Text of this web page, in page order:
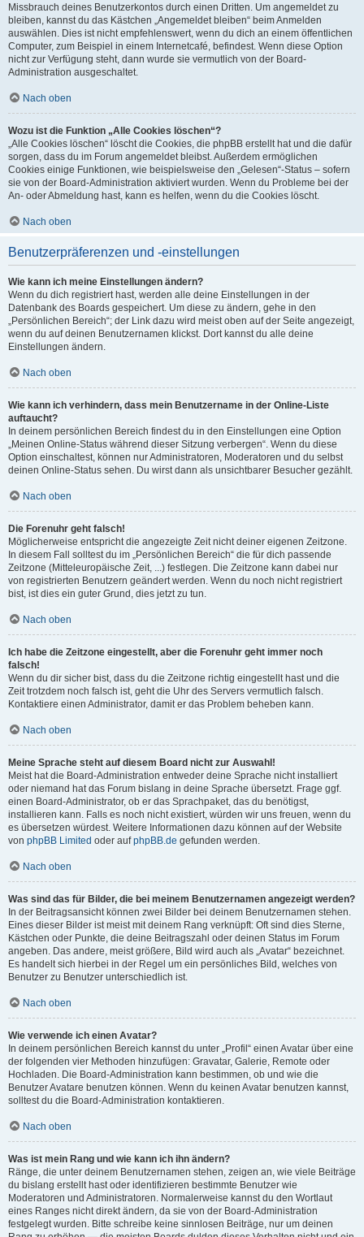
Missbrauch deines Benutzerkontos durch einen Dritten. Um angemeldet zu
bleiben, kannst du das Kästchen „Angemeldet bleiben“ beim Anmelden
auswählen. Dies ist nicht empfehlenswert, wenn du dich an einem öffentlichen
Computer, zum Beispiel in einem Internetcafé, befindest. Wenn diese Option
nicht zur Verfügung steht, dann wurde sie vermutlich von der Board-
Administration ausgeschaltet.
Nach oben
Wozu ist die Funktion „Alle Cookies löschen“?
„Alle Cookies löschen“ löscht die Cookies, die phpBB erstellt hat und die dafür
sorgen, dass du im Forum angemeldet bleibst. Außerdem ermöglichen
Cookies einige Funktionen, wie beispielsweise den „Gelesen“-Status – sofern
sie von der Board-Administration aktiviert wurden. Wenn du Probleme bei der
An- oder Abmeldung hast, kann es helfen, wenn du die Cookies löscht.
Nach oben
Benutzerpräferenzen und -einstellungen
Wie kann ich meine Einstellungen ändern?
Wenn du dich registriert hast, werden alle deine Einstellungen in der
Datenbank des Boards gespeichert. Um diese zu ändern, gehe in den
„Persönlichen Bereich“; der Link dazu wird meist oben auf der Seite angezeigt,
wenn du auf deinen Benutzernamen klickst. Dort kannst du alle deine
Einstellungen ändern.
Nach oben
Wie kann ich verhindern, dass mein Benutzername in der Online-Liste
auftaucht?
In deinem persönlichen Bereich findest du in den Einstellungen eine Option
„Meinen Online-Status während dieser Sitzung verbergen“. Wenn du diese
Option einschaltest, können nur Administratoren, Moderatoren und du selbst
deinen Online-Status sehen. Du wirst dann als unsichtbarer Besucher gezählt.
Nach oben
Die Forenuhr geht falsch!
Möglicherweise entspricht die angezeigte Zeit nicht deiner eigenen Zeitzone.
In diesem Fall solltest du im „Persönlichen Bereich“ die für dich passende
Zeitzone (Mitteleuropäische Zeit, ...) festlegen. Die Zeitzone kann dabei nur
von registrierten Benutzern geändert werden. Wenn du noch nicht registriert
bist, ist dies ein guter Grund, dies jetzt zu tun.
Nach oben
Ich habe die Zeitzone eingestellt, aber die Forenuhr geht immer noch
falsch!
Wenn du dir sicher bist, dass du die Zeitzone richtig eingestellt hast und die
Zeit trotzdem noch falsch ist, geht die Uhr des Servers vermutlich falsch.
Kontaktiere einen Administrator, damit er das Problem beheben kann.
Nach oben
Meine Sprache steht auf diesem Board nicht zur Auswahl!
Meist hat die Board-Administration entweder deine Sprache nicht installiert
oder niemand hat das Forum bislang in deine Sprache übersetzt. Frage ggf.
einen Board-Administrator, ob er das Sprachpaket, das du benötigst,
installieren kann. Falls es noch nicht existiert, würden wir uns freuen, wenn du
es übersetzen würdest. Weitere Informationen dazu können auf der Website
von phpBB Limited oder aufphpBB.de gefunden werden.
Nach oben
Was sind das für Bilder, die bei meinem Benutzernamen angezeigt werden?
In der Beitragsansicht können zwei Bilder bei deinem Benutzernamen stehen.
Eines dieser Bilder ist meist mit deinem Rang verknüpft: Oft sind dies Sterne,
Kästchen oder Punkte, die deine Beitragszahl oder deinen Status im Forum
angeben. Das andere, meist größere, Bild wird auch als „Avatar“ bezeichnet.
Es handelt sich hierbei in der Regel um ein persönliches Bild, welches von
Benutzer zu Benutzer unterschiedlich ist.
Nach oben
Wie verwende ich einen Avatar?
In deinem persönlichen Bereich kannst du unter „Profil“ einen Avatar über eine
der folgenden vier Methoden hinzufügen: Gravatar, Galerie, Remote oder
Hochladen. Die Board-Administration kann bestimmen, ob und wie die
Benutzer Avatare benutzen können. Wenn du keinen Avatar benutzen kannst,
solltest du die Board-Administration kontaktieren.
Nach oben
Was ist mein Rang und wie kann ich ihn ändern?
Ränge, die unter deinem Benutzernamen stehen, zeigen an, wie viele Beiträge
du bislang erstellt hast oder identifizieren bestimmte Benutzer wie
Moderatoren und Administratoren. Normalerweise kannst du den Wortlaut
eines Ranges nicht direkt ändern, da sie von der Board-Administration
festgelegt wurden. Bitte schreibe keine sinnlosen Beiträge, nur um deinen